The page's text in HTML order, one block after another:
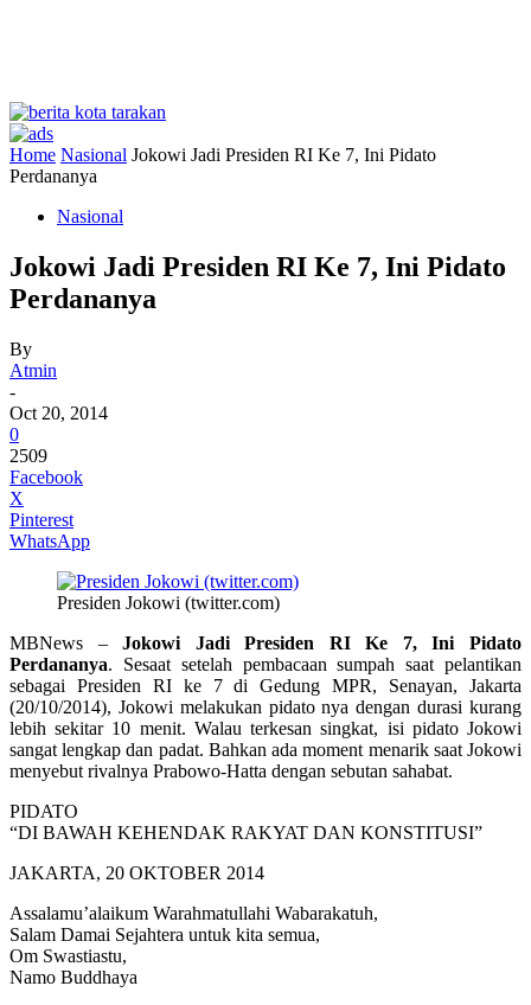
Home Nasional Jokowi Jadi Presiden RI Ke 7, Ini Pidato
Perdananya
Nasional
Jokowi Jadi Presiden RI Ke 7, Ini Pidato
Perdananya
By
Atmin
-
Oct 20, 2014
0
2509
Facebook
X
Pinterest
WhatsApp
Presiden Jokowi (twitter.com)
MBNews –Jokowi Jadi Presiden RI Ke 7, Ini Pidato
Perdananya. Sesaat setelah pembacaan sumpah saat pelantikan
sebagai Presiden RI ke 7 di Gedung MPR, Senayan, Jakarta
(20/10/2014), Jokowi melakukan pidato nya dengan durasi kurang
lebih sekitar 10 menit. Walau terkesan singkat, isi pidato Jokowi
sangat lengkap dan padat. Bahkan ada moment menarik saat Jokowi
menyebut rivalnya Prabowo-Hatta dengan sebutan sahabat.
PIDATO
“DI BAWAH KEHENDAK RAKYAT DAN KONSTITUSI”
JAKARTA, 20 OKTOBER 2014
Assalamu’alaikum Warahmatullahi Wabarakatuh,
Salam Damai Sejahtera untuk kita semua,
Om Swastiastu,
Namo Buddhaya